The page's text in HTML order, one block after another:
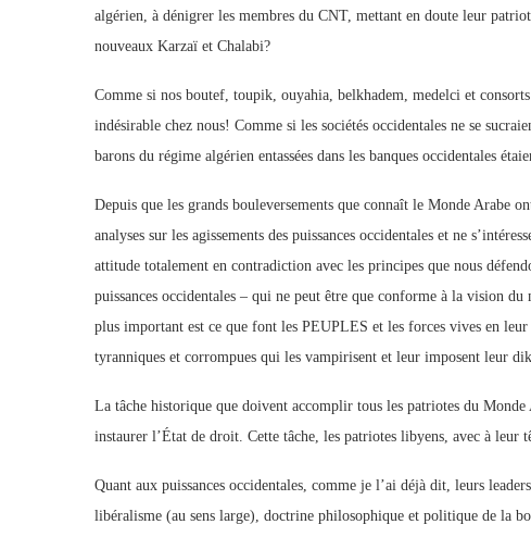
algérien, à dénigrer les membres du CNT, mettant en doute leur
nouveaux Karzaï et Chalabi?
Comme si nos boutef, toupik, ouyahia, belkhadem, medelci et
indésirable chez nous! Comme si les sociétés occidentales ne se
barons du régime algérien entassées dans les banques occidentales
Depuis que les grands bouleversements que connaît le Monde Arabe
analyses sur les agissements des puissances occidentales et ne
attitude totalement en contradiction avec les principes que nous
puissances occidentales – qui ne peut être que conforme à la vision
plus important est ce que font les PEUPLES et les forces vives en
tyranniques et corrompues qui les vampirisent et leur imposent leur
La tâche historique que doivent accomplir tous les patriotes du Monde
instaurer l’État de droit. Cette tâche, les patriotes libyens, avec à leur
Quant aux puissances occidentales, comme je l’ai déjà dit, leurs
libéralisme (au sens large), doctrine philosophique et politique de la